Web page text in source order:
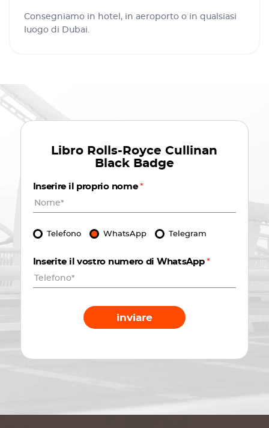
Consegniamo in hotel, in aeroporto o in qualsiasi
luogo di Dubai.
Libro Rolls-Royce Cullinan
Black Badge
Inserire il proprio nome*
Telefono WhatsApp Telegram
Inserite il vostro numero di WhatsApp*
inviare